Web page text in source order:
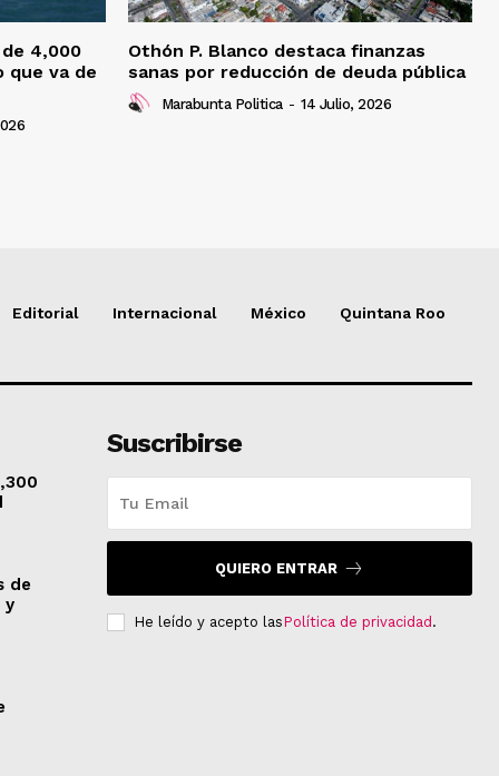
4,000
que va de
Othón P. Blanco destaca finanzas
sanas por reducción de deuda pública
Marabunta Politica - 14 Julio, 2026
Editorial Internacional México Quintana Roo
de
y
Suscribirse
QUIERO ENTRAR
He leído y acepto lasPolítica de privacidad.